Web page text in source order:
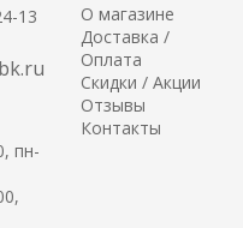
13
пн-
О магазине
Доставка /
Оплата
Скидки / Акции
Отзывы
Контакты